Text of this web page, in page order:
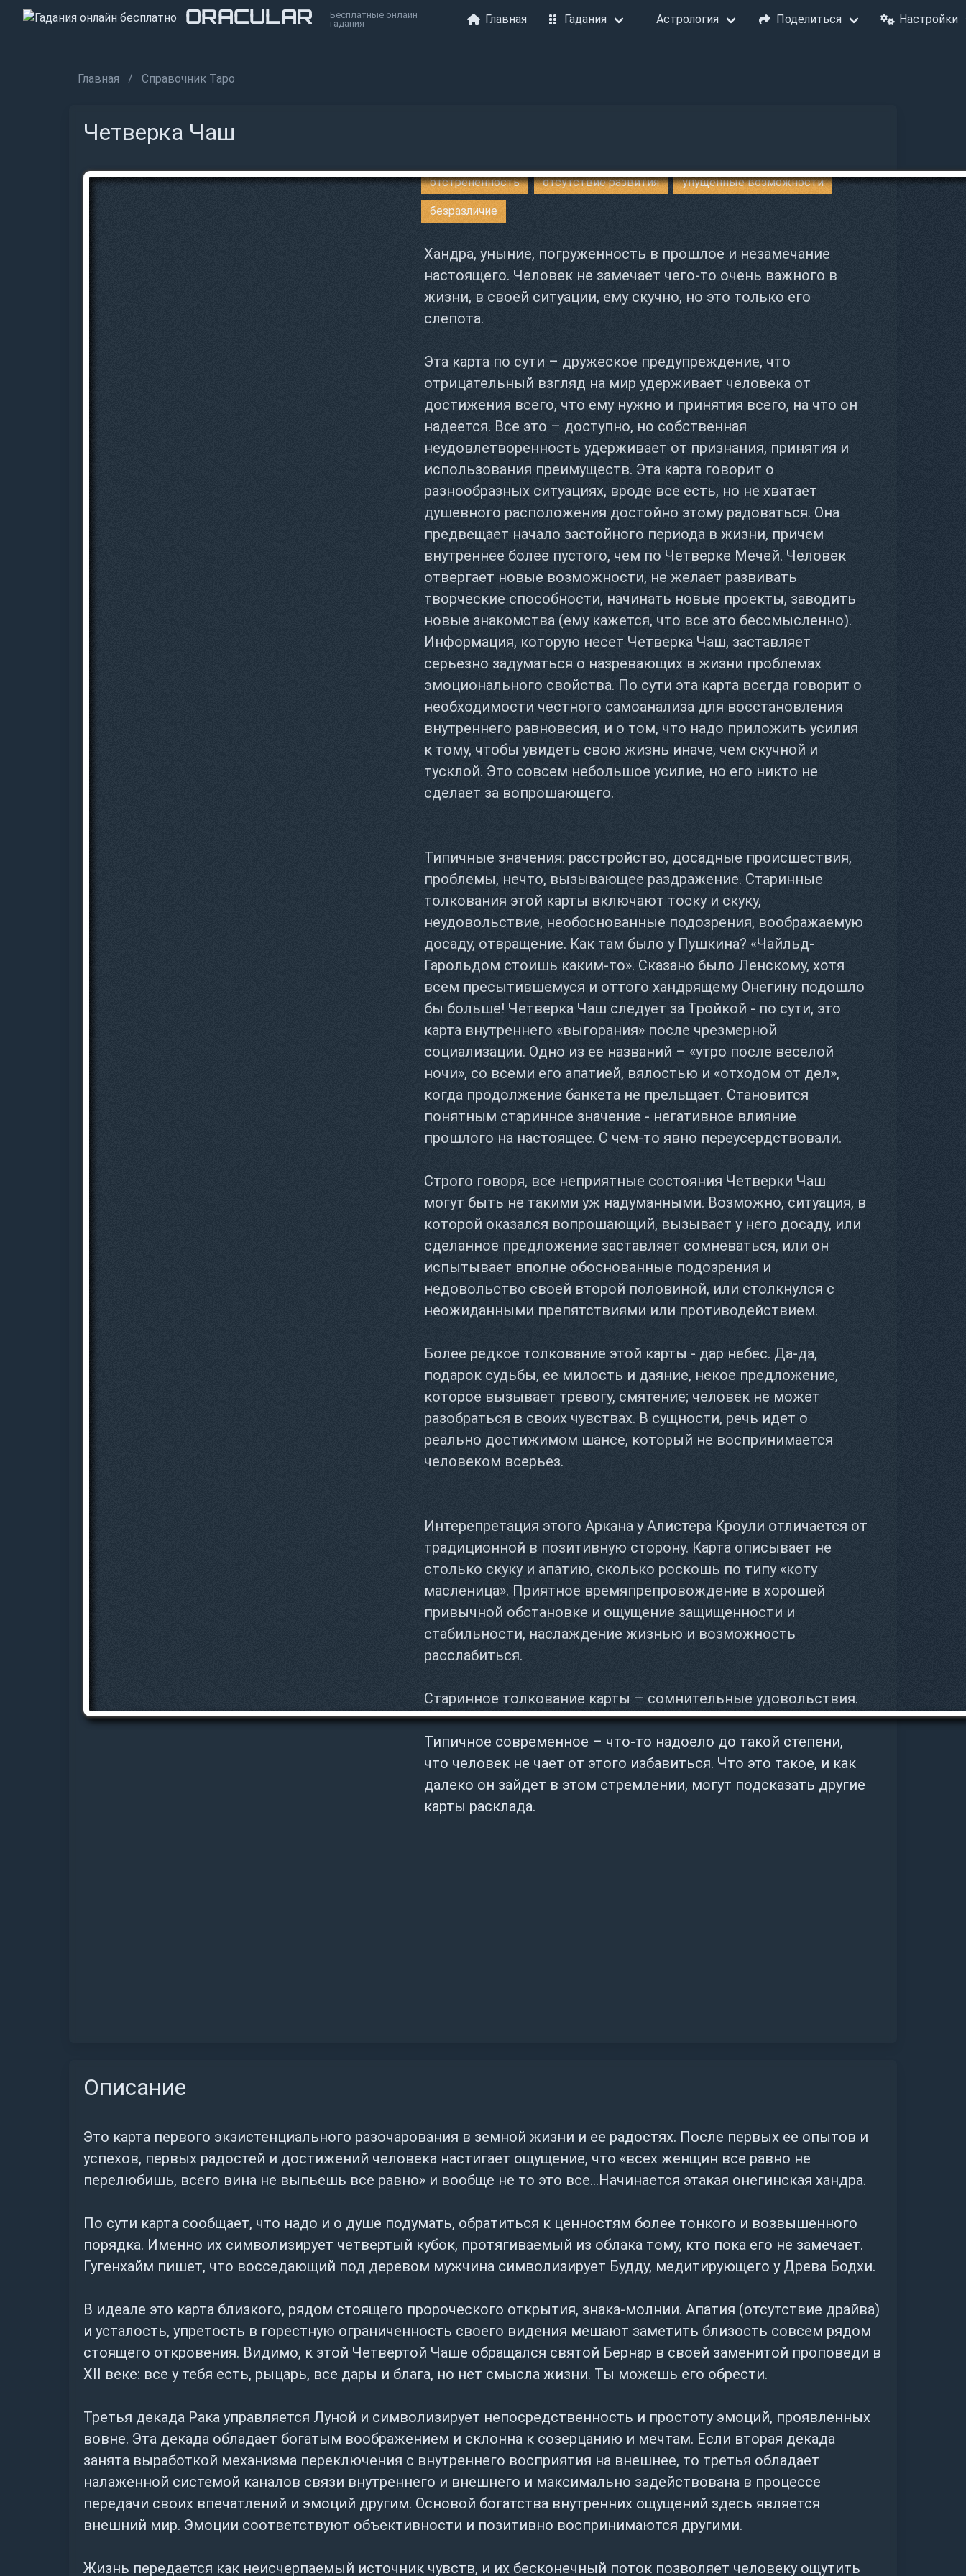
ORACULAR
ORACULAR
ORACULAR
Бесплатные онлайн
гадания
Главная Гадания Астрология Поделиться Настройки
Главная Справочник Таро
Четверка Чаш
отстрененность отсутствие развития упущенные возможности
безразличие
Хандра, уныние, погруженность в прошлое и незамечание
настоящего. Человек не замечает чего-то очень важного в
жизни, в своей ситуации, ему скучно, но это только его
слепота.
Эта карта по сути – дружеское предупреждение, что
отрицательный взгляд на мир удерживает человека от
достижения всего, что ему нужно и принятия всего, на что он
надеется. Все это – доступно, но собственная
неудовлетворенность удерживает от признания, принятия и
использования преимуществ. Эта карта говорит о
разнообразных ситуациях, вроде все есть, но не хватает
душевного расположения достойно этому радоваться. Она
предвещает начало застойного периода в жизни, причем
внутреннее более пустого, чем по Четверке Мечей. Человек
отвергает новые возможности, не желает развивать
творческие способности, начинать новые проекты, заводить
новые знакомства (ему кажется, что все это бессмысленно).
Информация, которую несет Четверка Чаш, заставляет
серьезно задуматься о назревающих в жизни проблемах
эмоционального свойства. По сути эта карта всегда говорит о
необходимости честного самоанализа для восстановления
внутреннего равновесия, и о том, что надо приложить усилия
к тому, чтобы увидеть свою жизнь иначе, чем скучной и
тусклой. Это совсем небольшое усилие, но его никто не
сделает за вопрошающего.
Типичные значения: расстройство, досадные происшествия,
проблемы, нечто, вызывающее раздражение. Старинные
толкования этой карты включают тоску и скуку,
неудовольствие, необоснованные подозрения, воображаемую
досаду, отвращение. Как там было у Пушкина? «Чайльд-
Гарольдом стоишь каким-то». Сказано было Ленскому, хотя
всем пресытившемуся и оттого хандрящему Онегину подошло
бы больше! Четверка Чаш следует за Тройкой - по сути, это
карта внутреннего «выгорания» после чрезмерной
социализации. Одно из ее названий – «утро после веселой
ночи», со всеми его апатией, вялостью и «отходом от дел»,
когда продолжение банкета не прельщает. Становится
понятным старинное значение - негативное влияние
прошлого на настоящее. С чем-то явно переусердствовали.
Строго говоря, все неприятные состояния Четверки Чаш
могут быть не такими уж надуманными. Возможно, ситуация, в
которой оказался вопрошающий, вызывает у него досаду, или
сделанное предложение заставляет сомневаться, или он
испытывает вполне обоснованные подозрения и
недовольство своей второй половиной, или столкнулся с
неожиданными препятствиями или противодействием.
Более редкое толкование этой карты - дар небес. Да-да,
подарок судьбы, ее милость и даяние, некое предложение,
которое вызывает тревогу, смятение; человек не может
разобраться в своих чувствах. В сущности, речь идет о
реально достижимом шансе, который не воспринимается
человеком всерьез.
Интерепретация этого Аркана у Алистера Кроули отличается от
традиционной в позитивную сторону. Карта описывает не
столько скуку и апатию, сколько роскошь по типу «коту
масленица». Приятное времяпрепровождение в хорошей
привычной обстановке и ощущение защищенности и
стабильности, наслаждение жизнью и возможность
расслабиться.
Старинное толкование карты – сомнительные удовольствия.
Типичное современное – что-то надоело до такой степени,
что человек не чает от этого избавиться. Что это такое, и как
далеко он зайдет в этом стремлении, могут подсказать другие
карты расклада.
Описание
Это карта первого экзистенциального разочарования в земной жизни и ее радостях. После первых ее опытов и
успехов, первых радостей и достижений человека настигает ощущение, что «всех женщин все равно не
перелюбишь, всего вина не выпьешь все равно» и вообще не то это все...Начинается этакая онегинская хандра.
По сути карта сообщает, что надо и о душе подумать, обратиться к ценностям более тонкого и возвышенного
порядка. Именно их символизирует четвертый кубок, протягиваемый из облака тому, кто пока его не замечает.
Гугенхайм пишет, что восседающий под деревом мужчина символизирует Будду, медитирующего у Древа Бодхи.
В идеале это карта близкого, рядом стоящего пророческого открытия, знака-молнии. Апатия (отсутствие драйва)
и усталость, упретость в горестную ограниченность своего видения мешают заметить близость совсем рядом
стоящего откровения. Видимо, к этой Четвертой Чаше обращался святой Бернар в своей заменитой проповеди в
XII веке: все у тебя есть, рыцарь, все дары и блага, но нет смысла жизни. Ты можешь его обрести.
Третья декада Рака управляется Луной и символизирует непосредственность и простоту эмоций, проявленных
вовне. Эта декада обладает богатым воображением и склонна к созерцанию и мечтам. Если вторая декада
занята выработкой механизма переключения с внутреннего восприятия на внешнее, то третья обладает
налаженной системой каналов связи внутреннего и внешнего и максимально задействована в процессе
передачи своих впечатлений и эмоций другим. Основой богатства внутренних ощущений здесь является
внешний мир. Эмоции соответствуют объективности и позитивно воспринимаются другими.
Жизнь передается как неисчерпаемый источник чувств, и их бесконечный поток позволяет человеку ощутить